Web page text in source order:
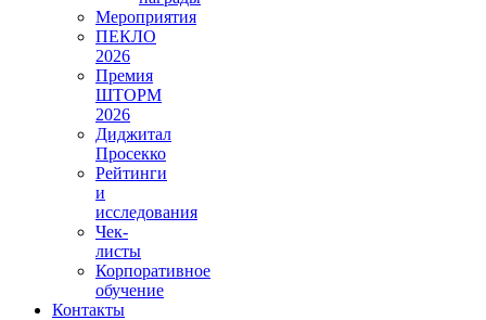
Мероприятия
ПЕКЛО
2026
Премия
ШТОРМ
2026
Диджитал
Просекко
Рейтинги
и
исследования
Чек-
листы
Корпоративное
обучение
Контакты